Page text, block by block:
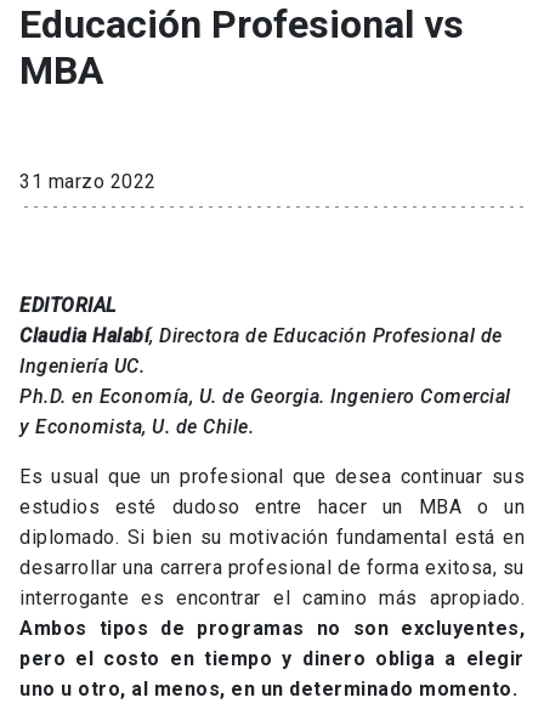
Educación Profesional vs
MBA
31 marzo 2022
EDITORIAL
Claudia Halabí, Directora de Educación Profesional de
Ingeniería UC.
Ph.D. en Economía, U. de Georgia. Ingeniero Comercial
y Economista, U. de Chile.
Es usual que un profesional que desea continuar sus
estudios esté dudoso entre hacer un MBA o un
diplomado. Si bien su motivación fundamental está en
desarrollar una carrera profesional de forma exitosa, su
interrogante es encontrar el camino más apropiado.
Ambos tipos de programas no son excluyentes,
pero el costo en tiempo y dinero obliga a elegir
uno u otro, al menos, en un determinado momento.